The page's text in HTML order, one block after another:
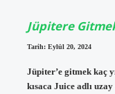
Jüpitere
Tarih: Eylül 20, 2024
Jüpiter’e gitmek kaç
kısaca Juice adlı